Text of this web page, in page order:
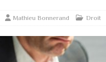
Mathieu Bonnerand Droit